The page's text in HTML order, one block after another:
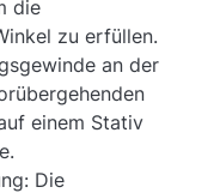
die
zu erfüllen.
an der
einem Stativ
Die